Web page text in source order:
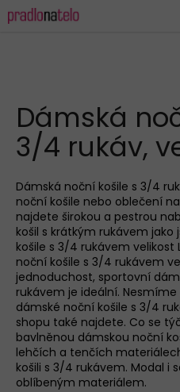
na
Dámská
3/4 rukáv,
Dámská noční košile s 3/4
noční košile nebo oblečení
najdete širokou a pestrou
košil s krátkým rukávem
košile s 3/4 rukávem velikost
noční košile s 3/4 rukávem
jednoduchost, sportovní
rukávem je ideální.
dámské noční košile s 3/4
shopu také najdete. Co se
bavlněnou dámskou noční
lehčích a tenčích
košili s 3/4 rukávem. Modal i
oblíbeným materiálem.
K
o
o
p
o
ř
e
b
u
j
e
t
e
n
a